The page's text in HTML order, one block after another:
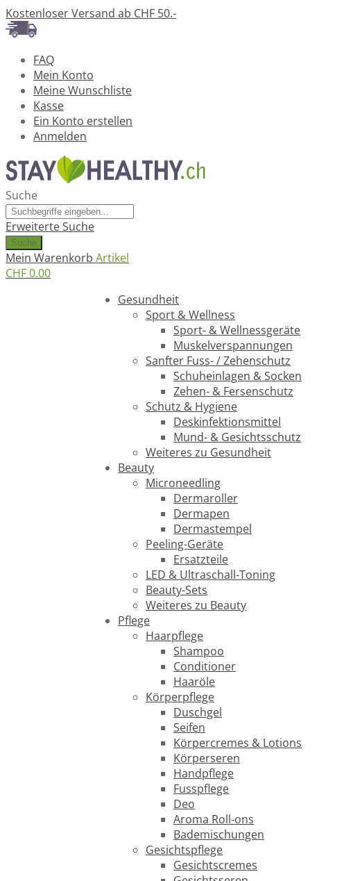
Kostenloser Versand ab CHF 50.-
FAQ
Mein Konto
Meine Wunschliste
Kasse
Ein Konto erstellen
Anmelden
Suche
Erweiterte Suche
Suche
Mein Warenkorb Artikel
CHF 0.00
Gesundheit
Sport & Wellness
Sport- & Wellnessgeräte
Muskelverspannungen
Sanfter Fuss- / Zehenschutz
Schuheinlagen & Socken
Zehen- & Fersenschutz
Schutz & Hygiene
Deskinfektionsmittel
Mund- & Gesichtsschutz
Weiteres zu Gesundheit
Beauty
Microneedling
Dermaroller
Dermapen
Dermastempel
Peeling-Geräte
Ersatzteile
LED & Ultraschall-Toning
Beauty-Sets
Weiteres zu Beauty
Pflege
Haarpflege
Shampoo
Conditioner
Haaröle
Körperpflege
Duschgel
Seifen
Körpercremes & Lotions
Körperseren
Handpflege
Fusspflege
Deo
Aroma Roll-ons
Bademischungen
Gesichtspflege
Gesichtscremes